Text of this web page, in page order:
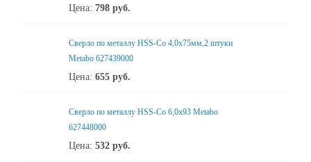
Цена: 798 руб.
Сверло по металлу HSS-Co 4,0x75мм,2 штуки
Metabo 627439000
Цена: 655 руб.
Сверло по металлу HSS-Co 6,0x93 Metabo
627448000
Цена: 532 руб.